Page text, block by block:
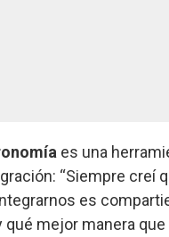
es una
“Siempre creí
es
qué mejor manera que